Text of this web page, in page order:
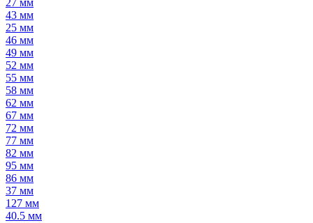
27 мм
43 мм
25 мм
46 мм
49 мм
52 мм
55 мм
58 мм
62 мм
67 мм
72 мм
77 мм
82 мм
95 мм
86 мм
37 мм
127 мм
40.5 мм